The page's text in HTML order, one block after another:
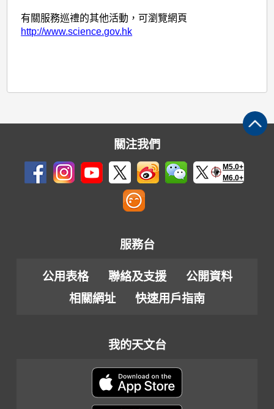
有關服務巡禮的其他活動，可瀏覽網頁
http://www.science.gov.hk
關注我們
M5.0+
M6.0+
服務台
公用表格 聯絡及支援
公開資料
相關網址
快速用戶指南
我的天文台